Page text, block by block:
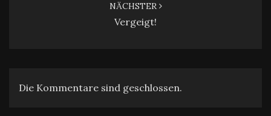
NÄCHSTER
Vergeigt!
Die Kommentare sind geschlossen.